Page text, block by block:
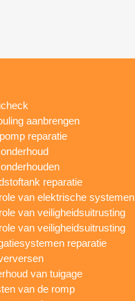
aanbrengen
reparatie
reparatie
van elektrische systemen
van veiligheidsuitrusting
van veiligheidsuitrusting
reparatie
van tuigage
van de romp